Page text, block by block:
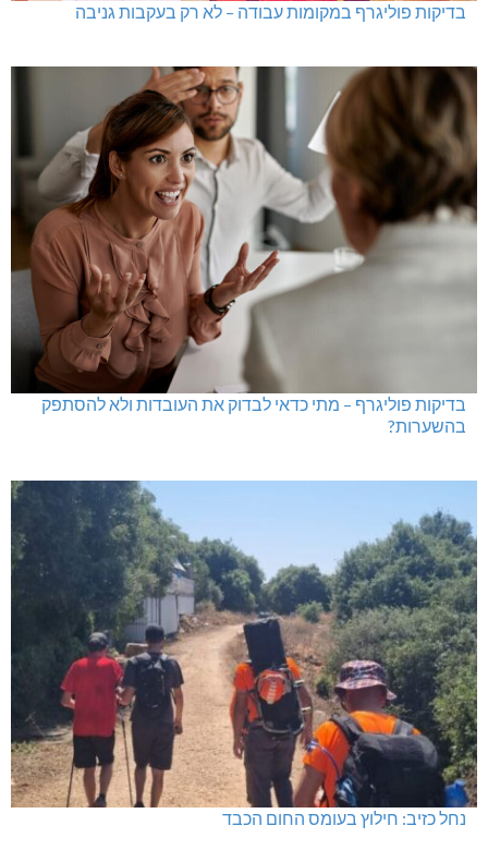
בדיקות פוליגרף במקומות עבודה – לא רק בעקבות גניבה
בדיקות פוליגרף – מתי כדאי לבדוק את העובדות ולא להסתפק
בהשערות?
נחל כזיב: חילוץ בעומס החום הכבד